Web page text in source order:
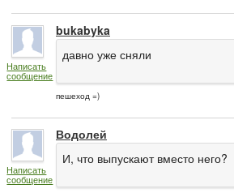
Написать
сообщение
bukabyka
давно уже сняли
пешеход =)
Написать
сообщение
Водолей
И, что выпускают вместо него?